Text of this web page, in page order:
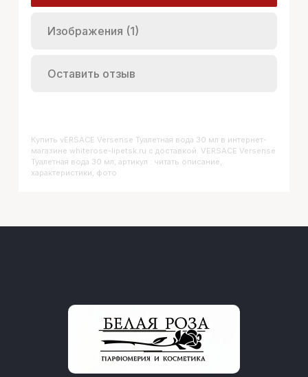
Изображения (1)
Оставить отзыв
Купить VERSACE Versense Туалетная вода 30 мл в интернет-
магазине whiterose-lipetsk.ru с доставкой. VERSACE Versense
Туалетная вода 30 мл, артикул : читать описание,
характеристики, фото